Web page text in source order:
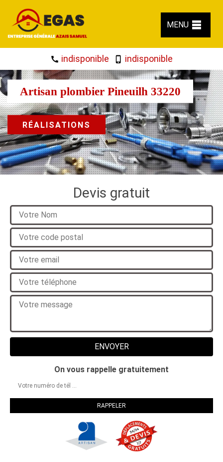
MENU
indisponible indisponible
Artisan plombier Pineuilh 33220
RÉALISATIONS
Devis gratuit
On vous rappelle gratuitement